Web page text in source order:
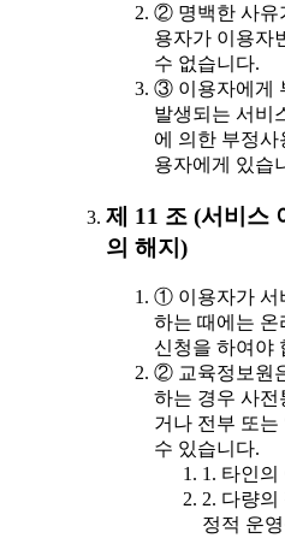
② 명백한 사유
용자가 이용자
수 없습니다.
③ 이용자에게
발생되는 서비
에 의한 부정사
용자에게 있습
제 11 조 (서비스
의 해지)
① 이용자가 서
하는 때에는 온
신청을 하여야
② 교육정보원
하는 경우 사
거나 전부 또
수 있습니다.
1. 타인
2. 다량의
정적 운